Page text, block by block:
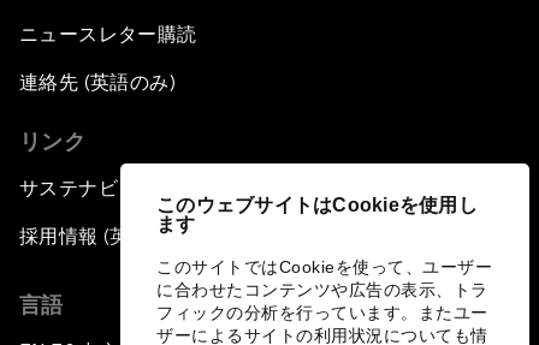
このウェブサイトはCookieを使用し
ます
このサイトではCookieを使って、ユーザー
に合わせたコンテンツや広告の表示、トラ
フィックの分析を行っています。またユー
ザーによるサイトの利用状況についても情
ニュースレター購読
連絡先 (英語のみ)
リンク
サステナビリティへの取り組み
採用情報 (英語のみ)
言語